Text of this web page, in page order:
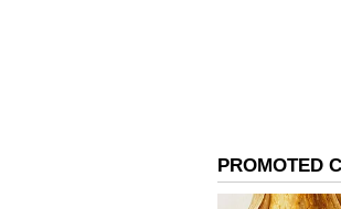
ಸಮಯದಲ್ಲಿ, ಶ್ರೀ
ನೋಡಿದನು. ಎದ್ದ